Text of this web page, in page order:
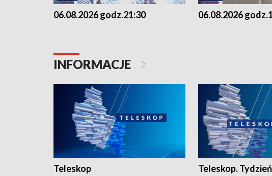
06.08.2026 godz.21:30 06.08.2026
INFORMACJE
Teleskop Teleskop. Tydzień